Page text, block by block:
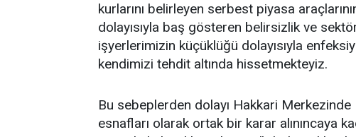
kurlarını belirleyen serbest piyasa
dolayısıyla baş gösteren belirsizlik ve
işyerlerimizin küçüklüğü dolayısıyla
kendimizi tehdit altında hissetmekteyiz.
Bu sebeplerden dolayı Hakkari Merkezinde
esnafları olarak ortak bir karar alınıncaya